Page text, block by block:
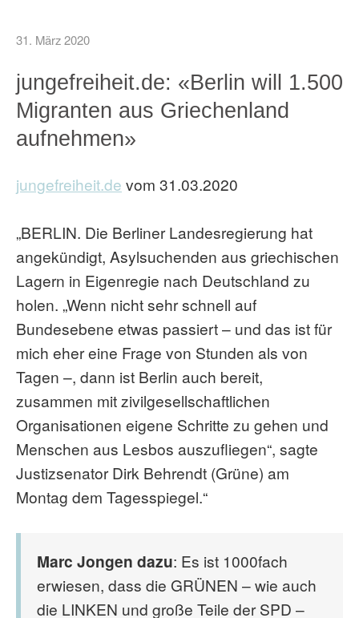
31. März 2020
jungefreiheit.de: «Berlin will 1.500
Migranten aus Griechenland
aufnehmen»
jungefreiheit.de vom 31.03.2020
„BERLIN. Die Berliner Landesregierung hat
angekündigt, Asylsuchenden aus griechischen
Lagern in Eigenregie nach Deutschland zu
holen. „Wenn nicht sehr schnell auf
Bundesebene etwas passiert – und das ist für
mich eher eine Frage von Stunden als von
Tagen –, dann ist Berlin auch bereit,
zusammen mit zivilgesellschaftlichen
Organisationen eigene Schritte zu gehen und
Menschen aus Lesbos auszufliegen“, sagte
Justizsenator Dirk Behrendt (Grüne) am
Montag dem Tagesspiegel.“
Marc Jongen dazu: Es ist 1000fach
erwiesen, dass die GRÜNEN – wie auch
die LINKEN und große Teile der SPD –